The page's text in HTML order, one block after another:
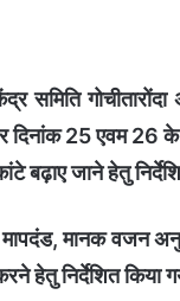
समिति
दिनांक 25 एवम
बढ़ाए जाने हेतु
मानक वजन
हेतु निर्देशित किया